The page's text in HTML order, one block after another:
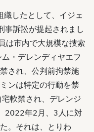
したとして、イジェ
事訴訟が提起されまし
は市内で大規模な捜索
・デレンディヤエフ
され、公判前拘禁施
ンは特定の行動を禁
軟禁され、デレンジ
2022年2月、3人に対
。それは、とりわ